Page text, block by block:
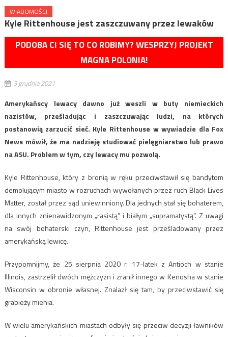
WIADOMOŚCI
Kyle Rittenhouse jest zaszczuwany przez lewaków
PODOBA CI SIĘ TO CO ROBIMY? WESPRZYJ PROJEKT
MAGNA POLONIA!
3 grudnia 2021
Amerykańscy lewacy dawno już weszli w buty niemieckich
nazistów, prześladując i zaszczuwając ludzi, na których
postanowią zarzucić sieć. Kyle Rittenhouse w wywiadzie dla Fox
News mówił, że ma nadzieję studiować pielęgniarstwo lub prawo
na ASU. Problem w tym, czy lewacy mu pozwolą.
Kyle Rittenhouse, który z bronią w ręku przeciwstawił się bandytom
demolującym miasto w rozruchach wywołanych przez ruch Black Lives
Matter, został przez sąd uniewinniony. Dla jednych stał się bohaterem,
dla innych znienawidzonym „rasistą” i białym „supramatystą”. Z uwagi
na swój bohaterski czyn, Rittenhouse jest prześladowany przez
amerykańską lewicę.
Przypomnijmy, że 25 sierpnia 2020 r. 17-latek z Antioch w stanie
Illinois, zastrzelił dwóch mężczyzn i zranił innego w Kenosha w stanie
Wisconsin w obronie własnej. Znalazł się tam, by przeciwstawić się
grabieży mienia.
W wielu amerykańskich miastach odbyły się przeciw decyzji ławników